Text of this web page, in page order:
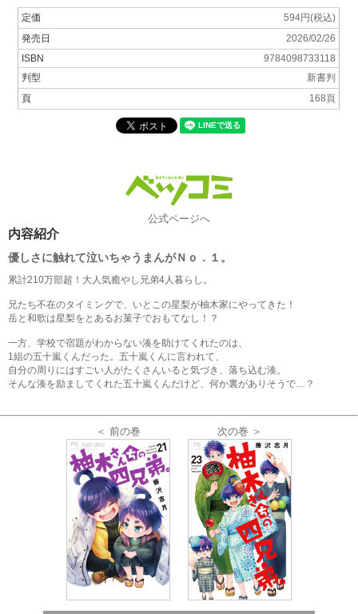
定価
594円(税込)
発売日
2026/02/26
ISBN
9784098733118
判型
新書判
頁
168頁
公式ページへ
内容紹介
優しさに触れて泣いちゃうまんがＮｏ．１。
累計210万部超！大人気癒やし兄弟4人暮らし。
兄たち不在のタイミングで、いとこの星梨が柚木家にやってきた！
岳と和歌は星梨をとあるお菓子でおもてなし！？
一方、学校で宿題がわからない湊を助けてくれたのは、
1組の五十嵐くんだった。五十嵐くんに言われて、
自分の周りにはすごい人がたくさんいると気づき、落ち込む湊。
そんな湊を励ましてくれた五十嵐くんだけど、何か裏がありそうで…？
＜ 前の巻 次の巻 ＞